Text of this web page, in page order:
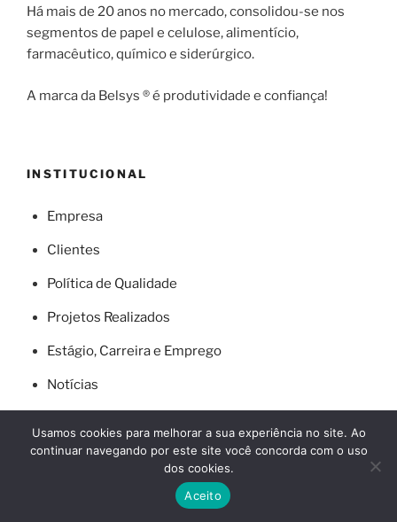
Há mais de 20 anos no mercado, consolidou-se nos
segmentos de papel e celulose, alimentício,
farmacêutico, químico e siderúrgico.
A marca da Belsys ® é produtividade e confiança!
INSTITUCIONAL
Empresa
Clientes
Política de Qualidade
Projetos Realizados
Estágio, Carreira e Emprego
Notícias
Usamos cookies para melhorar a sua experiência no site. Ao
continuar navegando por este site você concorda com o uso
dos cookies.
Aceito